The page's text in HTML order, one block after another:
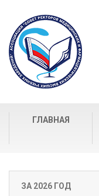
ГЛАВНАЯ
ЗА 2026 ГОД